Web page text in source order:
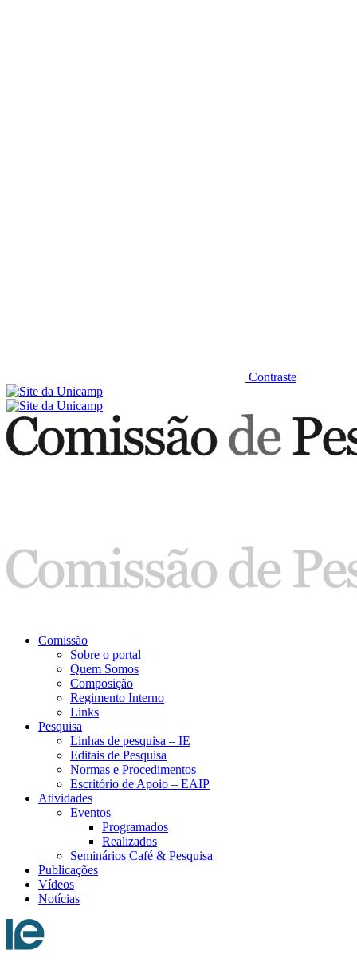
Contraste
Comissão
Sobre o portal
Quem Somos
Composição
Regimento Interno
Links
Pesquisa
Linhas de pesquisa – IE
Editais de Pesquisa
Normas e Procedimentos
Escritório de Apoio – EAIP
Atividades
Eventos
Programados
Realizados
Seminários Café & Pesquisa
Publicações
Vídeos
Notícias